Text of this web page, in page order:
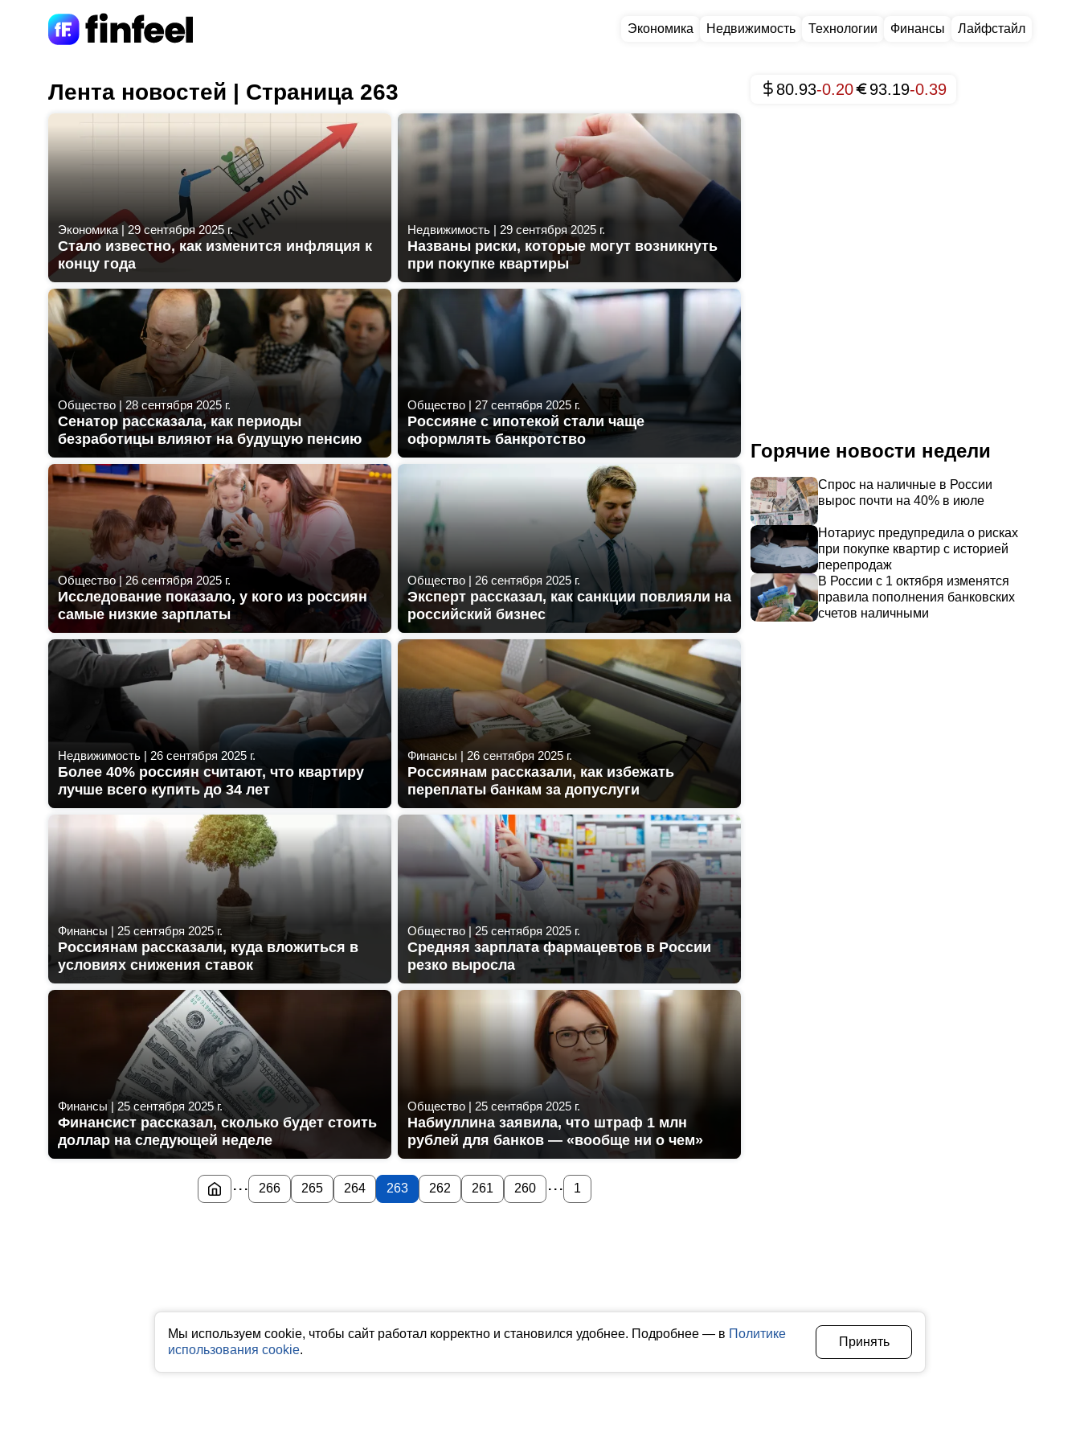
Мы используем cookie, чтобы сайт работал корректно и становился удобнее. Подробнее — в Политике
использования cookie.
Принять
Экономика Недвижимость Технологии Финансы Лайфстайл
Лента новостей | Страница 263
Экономика | 29 сентября 2025 г.
Стало известно, как изменится инфляция к
концу года
Недвижимость | 29 сентября 2025 г.
Названы риски, которые могут возникнуть
при покупке квартиры
Общество | 28 сентября 2025 г.
Сенатор рассказала, как периоды
безработицы влияют на будущую пенсию
Общество | 27 сентября 2025 г.
Россияне с ипотекой стали чаще
оформлять банкротство
Общество | 26 сентября 2025 г.
Исследование показало, у кого из россиян
самые низкие зарплаты
Общество | 26 сентября 2025 г.
Эксперт рассказал, как санкции повлияли на
российский бизнес
Недвижимость | 26 сентября 2025 г.
Более 40% россиян считают, что квартиру
лучше всего купить до 34 лет
Финансы | 26 сентября 2025 г.
Россиянам рассказали, как избежать
переплаты банкам за допуслуги
Финансы | 25 сентября 2025 г.
Россиянам рассказали, куда вложиться в
условиях снижения ставок
Общество| 25 сентября 2025 г.
Средняя зарплата фармацевтов в России
резко выросла
Финансы | 25 сентября 2025 г.
Финансист рассказал, сколько будет стоить
доллар на следующей неделе
Общество | 25 сентября 2025 г.
Набиуллина заявила, что штраф 1 млн
рублей для банков — «вообще ни о чем»
... 266 265 264 263 262 261 260 ... 1
80.93-0.20 93.19-0.39
Горячие новости недели
Спрос на наличные в России
вырос почти на 40% в июле
Нотариус предупредила о рисках
при покупке квартир с историей
перепродаж
В России с 1 октября изменятся
правила пополнения банковских
счетов наличными